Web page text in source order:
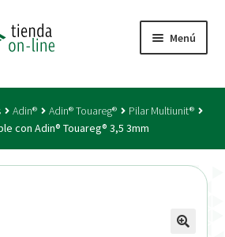
Menú
Adin® Adin® Touareg®
Pilar Multiunit®
con Adin® Touareg® 3,5 3mm